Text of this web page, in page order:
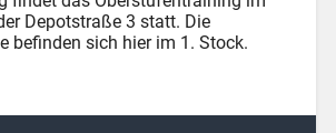
Depotstraße 3 statt. Die
befinden sich hier im 1. Stock.